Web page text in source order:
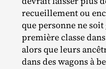
recueillement ou
que personne ne
première classe
alors que leurs
dans des wagons à